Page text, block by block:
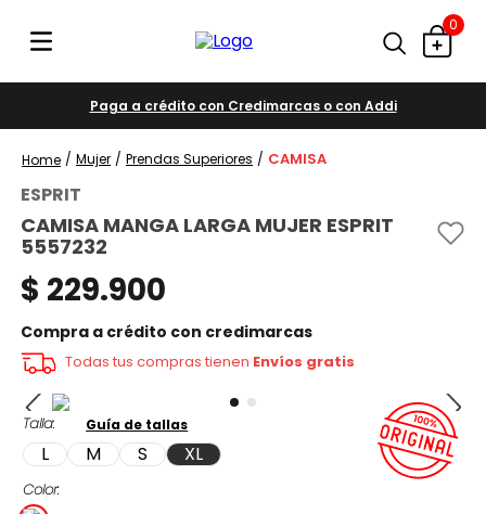
0
Paga a crédito con Credimarcas o con Addi
Mujer Prendas Superiores CAMISA
ESPRIT
CAMISA MANGA LARGA MUJER ESPRIT
5557232
$ 229.900
Compra a crédito con credimarcas
Todas tus compras tienen Envíos gratis
Talla
L M S XL
Color
Guía de tallas